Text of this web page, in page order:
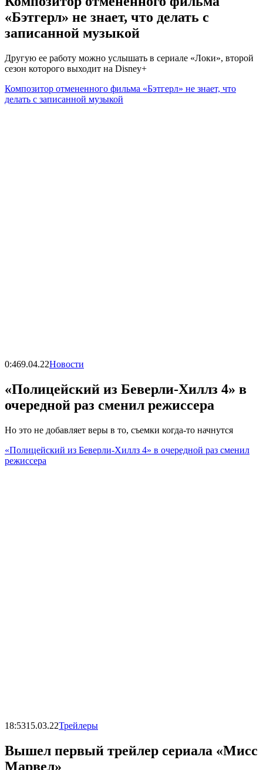
«Бэтгерл» не знает, что делать с
записанной музыкой
Другую ее работу можно услышать в сериале «Локи», второй
сезон которого выходит на Disney+
Композитор отмененного фильма «Бэтгерл» не знает, что
делать с записанной музыкой
0:469.04.22Новости
«Полицейский из Беверли-Хиллз 4» в
очередной раз сменил режиссера
Но это не добавляет веры в то, съемки когда-то начнутся
«Полицейский из Беверли-Хиллз 4» в очередной раз сменил
режиссера
18:5315.03.22Трейлеры
Вышел первый трейлер сериала «Мисс
Марвел»